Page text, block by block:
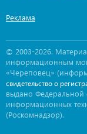
Реклама
© 2003-2026.
информационным
«Череповец»
свидетельство о
выдано Федеральной
информационных
(Роскомнадзор).